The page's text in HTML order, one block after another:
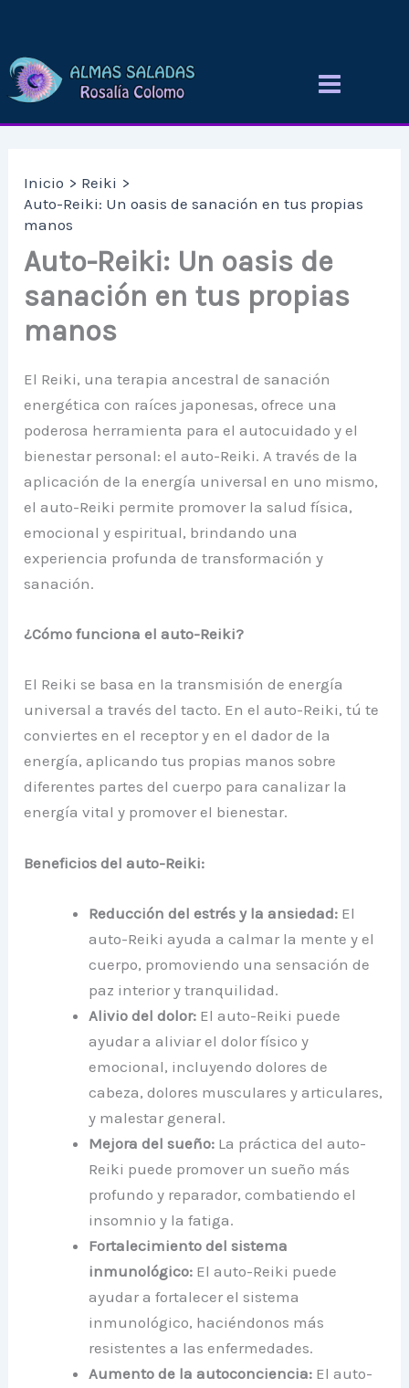
contenido
Inicio
Reiki
Auto-Reiki: Un oasis de sanación en tus propias
manos
Auto-Reiki: Un oasis de
sanación en tus propias
manos
El Reiki, una terapia ancestral de sanación
energética con raíces japonesas, ofrece una
poderosa herramienta para el autocuidado y el
bienestar personal: el auto-Reiki. A través de la
aplicación de la energía universal en uno mismo,
el auto-Reiki permite promover la salud física,
emocional y espiritual, brindando una
experiencia profunda de transformación y
sanación.
¿Cómo funciona el auto-Reiki?
El Reiki se basa en la transmisión de energía
universal a través del tacto. En el auto-Reiki, tú te
conviertes en el receptor y en el dador de la
energía, aplicando tus propias manos sobre
diferentes partes del cuerpo para canalizar la
energía vital y promover el bienestar.
Beneficios del auto-Reiki:
Reducción del estrés y la ansiedad: El
auto-Reiki ayuda a calmar la mente y el
cuerpo, promoviendo una sensación de
paz interior y tranquilidad.
Alivio del dolor: El auto-Reiki puede
ayudar a aliviar el dolor físico y
emocional, incluyendo dolores de
cabeza, dolores musculares y articulares,
y malestar general.
Mejora del sueño: La práctica del auto-
Reiki puede promover un sueño más
profundo y reparador, combatiendo el
insomnio y la fatiga.
Fortalecimiento del sistema
inmunológico: El auto-Reiki puede
ayudar a fortalecer el sistema
inmunológico, haciéndonos más
resistentes a las enfermedades.
Aumento de la autoconciencia: El auto-